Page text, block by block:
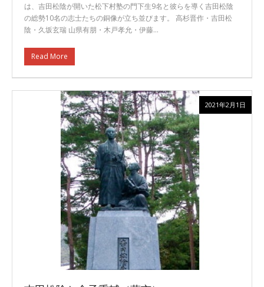
は、吉田松陰が開いた松下村塾の門下生9名と彼らを導く吉田松陰
の総勢10名の志士たちの銅像が立ち並びます。 高杉晋作・吉田松
陰・久坂玄瑞 山県有朋・木戸孝允・伊藤…
Read More
2021年2月1日